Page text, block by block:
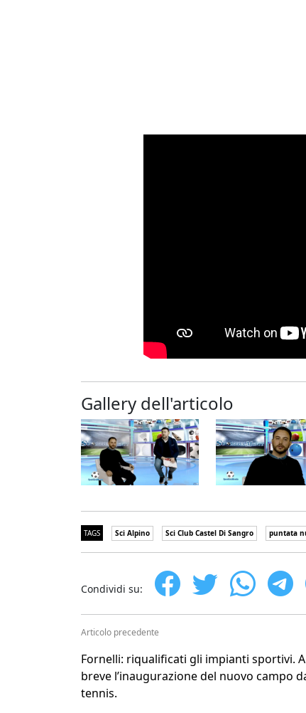
Gallery dell'articolo
TAGS Sci Alpino Sci Club Castel Di Sangro puntata
Condividi su:
Articolo precedente
Fornelli: riqualificati gli impianti sportivi. A
breve l’inaugurazione del nuovo campo
tennis.